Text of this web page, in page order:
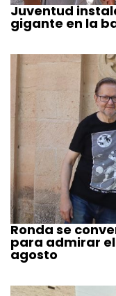
Juventud
gigante en la
Ronda se
para admirar el
agosto